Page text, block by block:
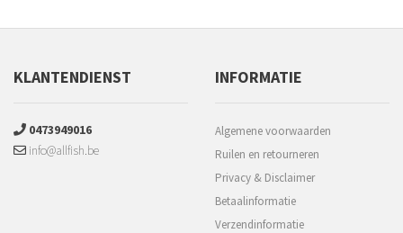
KLANTENDIENST
0473949016
info@allfish.be
INFORMATIE
Algemene voorwaarden
Ruilen en retourneren
Privacy & Disclaimer
Betaalinformatie
Verzendinformatie